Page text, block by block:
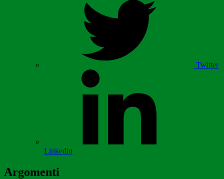
Twitter
Linkedin
Argomenti